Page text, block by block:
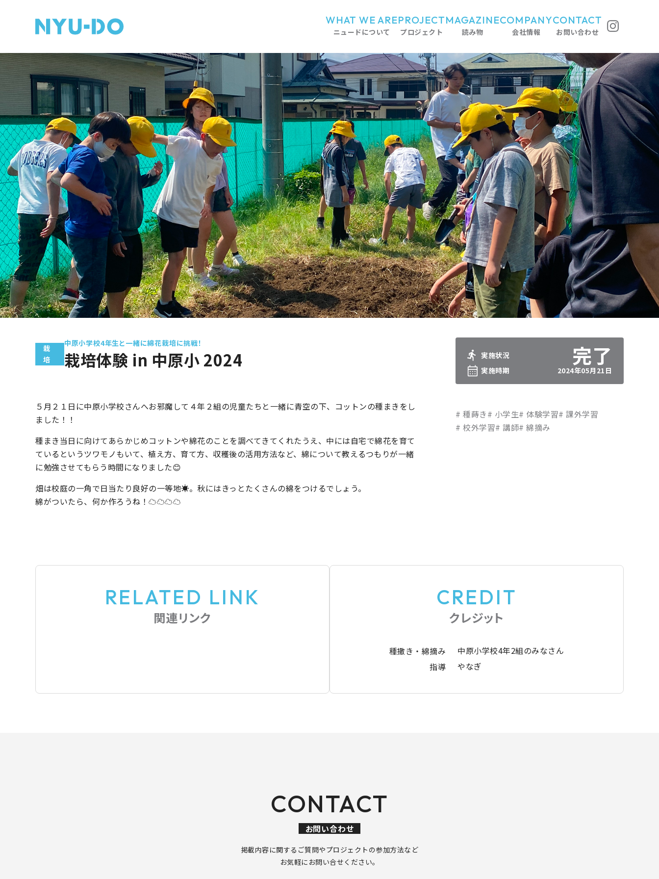
WHAT WE ARE
ニュードについて
PROJECT
プロジェクト
MAGAZINE
読み物
COMPANY
会社情報
CONTACT
お問い合わせ
栽
培
中原小学校4年生と一緒に綿花栽培に挑戦！
栽培体験 in 中原小 2024
実施状況
実施時期
2024年05月21日
種蒔き 小学生 体験学習
課外学習
校外学習
講師 綿摘み
５月２１日に中原小学校さんへお邪魔して４年２組の児童たちと一緒に青空の下、コットンの種まきをし
ました！！
種まき当日に向けてあらかじめコットンや綿花のことを調べてきてくれたうえ、中には自宅で綿花を育て
ているというツワモノもいて、植え方、育て方、収穫後の活用方法など、綿について教えるつもりが一緒
に勉強させてもらう時間になりました😊
畑は校庭の一角で日当たり良好の一等地☀️。秋にはきっとたくさんの綿をつけるでしょう。
綿がついたら、何か作ろうね！☁️☁️☁️☁️
RELATED LINK
関連リンク
CREDIT
クレジット
種撒き・綿摘み
中原小学校4年2組のみなさん
指導
やなぎ
CONTACT
お問い合わせ
掲載内容に関するご質問やプロジェクトの参加方法など
お気軽にお問い合せください。